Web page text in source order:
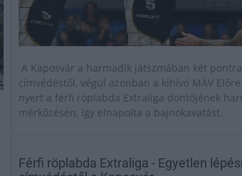
A Kaposvár a harmadik játszmában két
címvédéstől, végül azonban a kihívó MÁV
nyert a férfi röplabda Extraliga döntőjének
mérkőzésén, így elnapolta a bajnokavatást.
Férfi röplabda Extraliga - Egyetlen